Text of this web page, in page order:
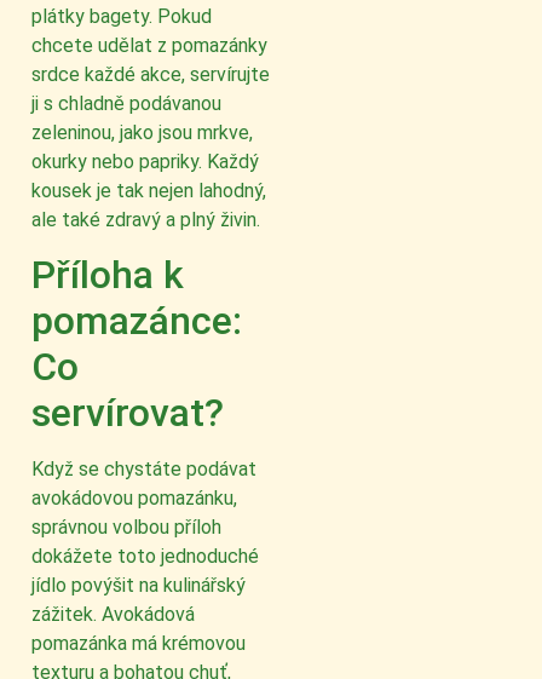
plátky bagety. Pokud
chcete udělat z pomazánky
srdce každé akce, servírujte
ji s chladně podávanou
zeleninou, jako jsou mrkve,
okurky nebo papriky. Každý
kousek je tak nejen lahodný,
ale také zdravý a plný živin.
Příloha k
pomazánce:
Co
servírovat?
Když se chystáte podávat
avokádovou pomazánku,
správnou volbou příloh
dokážete toto jednoduché
jídlo povýšit na kulinářský
zážitek. Avokádová
pomazánka má krémovou
texturu a bohatou chuť,